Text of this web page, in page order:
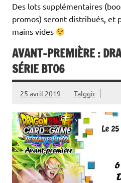
Des lots supplémentaires
promos) seront distribués, et
mains vides
AVANT-PREMIÈRE :
SÉRIE BT06
25 avril 2019 Talggir